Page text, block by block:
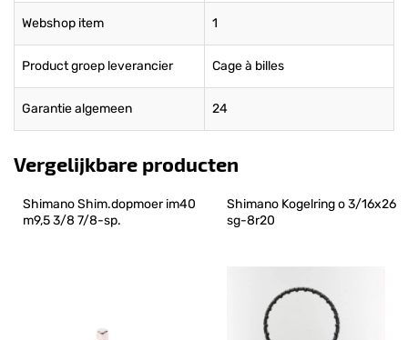
Webshop item 1
Product groep leverancier Cage à billes
Garantie algemeen 24
Vergelijkbare producten
Shimano Shim.dopmoer im40
m9,5 3/8 7/8-sp.
Shimano Kogelring o 3/16x26
sg-8r20